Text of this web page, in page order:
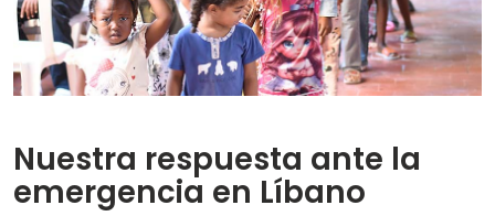
Nuestra respuesta ante la
emergencia en Líbano